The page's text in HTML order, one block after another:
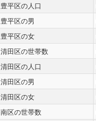
豊平区の人口
豊平区の男
豊平区の女
清田区の世帯数
清田区の人口
清田区の男
清田区の女
南区の世帯数